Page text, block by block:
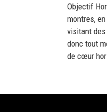
Objectif
montres,
visitant
donc tout
de cœur